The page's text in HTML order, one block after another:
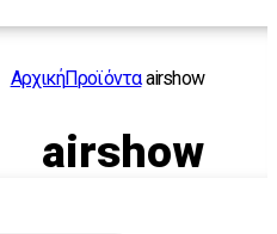
ΑρχικήΠροϊόνταairshow
airshow